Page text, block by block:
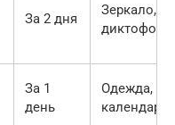
За 2 дня
Зеркало,
диктофон
За 1
день
Одежда,
календарь